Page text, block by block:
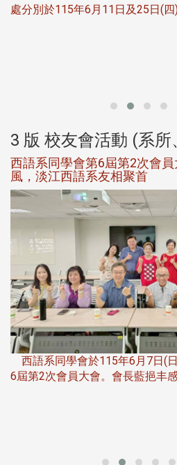
處分別於115年6月11日及25日(四
3 版 校友會活動 (系所
西語系同學會第6屆第2次會
風，淡江西語系友相聚首
西語系同學會於115年6月7日(
6屆第2次會員大會。會長藍挹丰